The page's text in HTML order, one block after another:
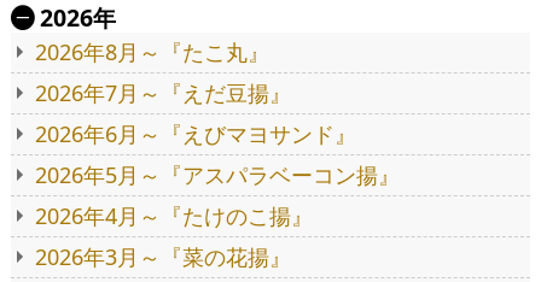
Ä 2026年
2026年8月～『たこ丸』
2026年7月～『えだ豆揚』
2026年6月～『えびマヨサンド』
2026年5月～『アスパラベーコン揚』
2026年4月～『たけのこ揚』
2026年3月～『菜の花揚』